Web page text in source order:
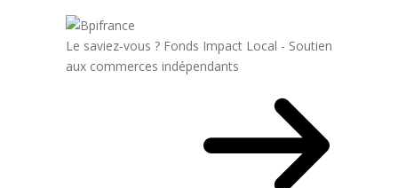
Le saviez-vous ? Fonds Impact Local - Soutien
aux commerces indépendants